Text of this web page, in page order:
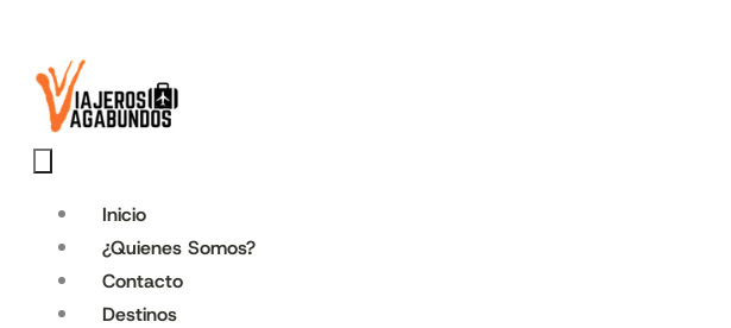
Inicio
¿Quienes Somos?
Contacto
Destinos